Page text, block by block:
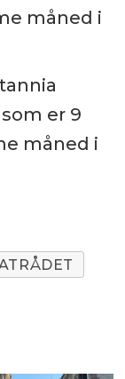
måned i
er 9
måned i